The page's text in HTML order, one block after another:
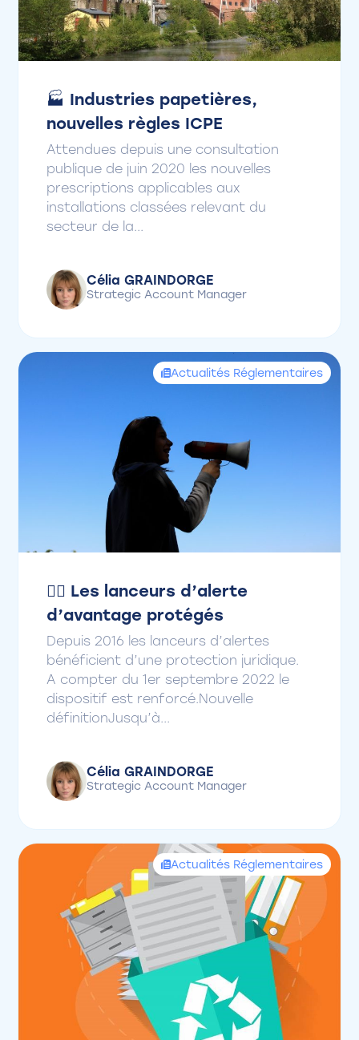
🏭 Industries papetières,
nouvelles règles ICPE
Attendues depuis une consultation
publique de juin 2020 les nouvelles
prescriptions applicables aux
installations classées relevant du
secteur de la...
Célia GRAINDORGE
Strategic Account Manager
Actualités Réglementaires
🧑‍⚖️ Les lanceurs d’alerte
d’avantage protégés
Depuis 2016 les lanceurs d’alertes
bénéficient d’une protection juridique.
A compter du 1er septembre 2022 le
dispositif est renforcé.Nouvelle
définitionJusqu’à...
Célia GRAINDORGE
Strategic Account Manager
Actualités Réglementaires